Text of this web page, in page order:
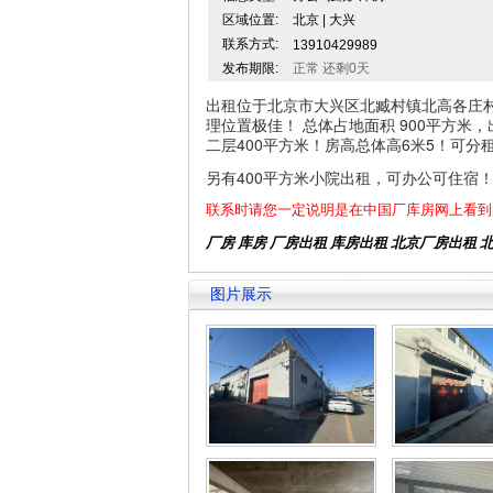
区域位置:
北京 | 大兴
联系方式:
13910429989
发布期限:
正常 还剩0天
出租位于北京市大兴区北臧村镇北高各
理位置极佳！ 总体占地面积 900平方米
二层400平方米！房高总体高6米5！可分
另有400平方米小院出租，可办公可住宿
联系时请您一定说明是在中国厂库房网上看
厂房 库房 厂房出租 库房出租 北京厂房出租
图片展示